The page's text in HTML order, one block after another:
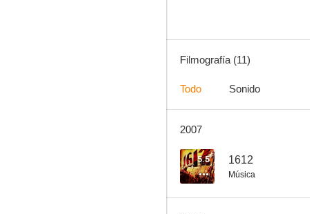
Mumintroll y los otros
Filmografía (11)
Todo Sonido
2007
5.5 1612
Música